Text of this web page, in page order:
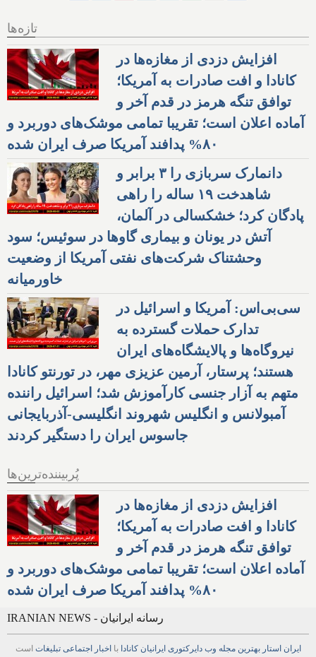
تازه‌ها
افزایش دزدی از مغازه‌ها در
کانادا و افت صادرات به آمریکا؛
توافق تنگه هرمز در قدم آخر و
آماده اعلان است؛ تقریبا تمامی موشک‌های دوربرد و
۸۰% پدافند آمریکا صرف ایران شده
دانمارک سربازی را ۳ برابر و
شاهدخت ۱۹ ساله را راهی
پادگان کرد؛ خشکسالی در آلمان،
آتش در یونان و بیماری گاوها در سوئیس؛ سود
وحشتناک شرکت‌های نفتی آمریکا از وضعیت
خاورمیانه
سی‌بی‌اس: آمریکا و اسرائیل در
تدارک حملات گسترده به
نیروگاه‌ها و پالایشگاه‌های ایران
هستند؛ پرستار، آرمین عزیزی مهر، در تورنتو کانادا
متهم به آزار جنسی کارآموزش شد؛ اسرائیل راننده
آمبولانس و انگلیس شهروند انگلیسی-آذربایجانی
جاسوس ایران را دستگیر کردند
پُربیننده‌ترین‌ها
افزایش دزدی از مغازه‌ها در
کانادا و افت صادرات به آمریکا؛
توافق تنگه هرمز در قدم آخر و
آماده اعلان است؛ تقریبا تمامی موشک‌های دوربرد و
۸۰% پدافند آمریکا صرف ایران شده
IRANIAN NEWS - رسانه ایرانیان
ایران استار بهترین مجله وب دایرکتوری ایرانیان کانادا بااخبار اجتماعی تبلیغات است